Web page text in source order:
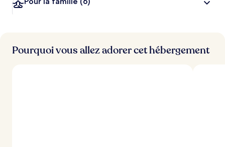
i
e
Pourquoi vous allez adorer cet hébergement